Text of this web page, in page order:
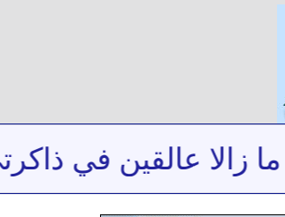
زالا عالقين في ذاكرتي